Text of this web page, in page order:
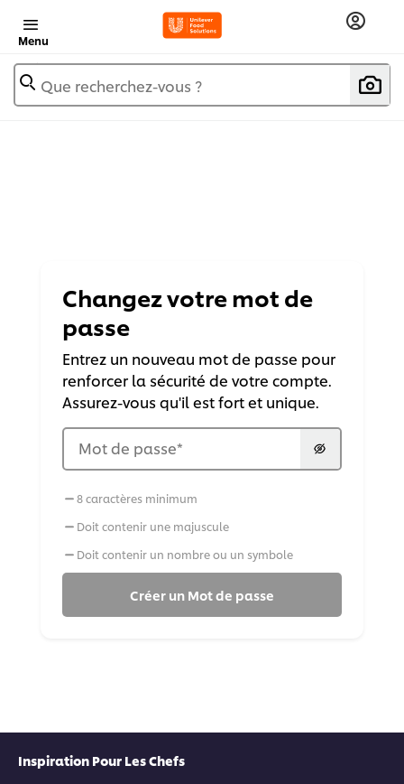
Menu
Que recherchez-vous ?
Changez votre mot de
passe
Entrez un nouveau mot de passe pour
renforcer la sécurité de votre compte.
Assurez-vous qu'il est fort et unique.
Mot de passe*
8 caractères minimum
Doit contenir une majuscule
Doit contenir un nombre ou un symbole
Créer un Mot de passe
Inspiration Pour Les Chefs